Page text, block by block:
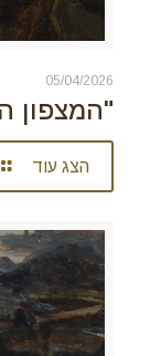
05/04/2026
"המצפון
הצג עוד